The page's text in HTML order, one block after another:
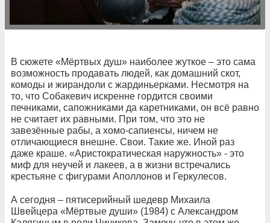
В сюжете «Мёртвых душ» наиболее жуткое – это сама
возможность продавать людей, как домашний скот,
комоды и жирандоли с жардиньерками. Несмотря на
то, что Собакевич искренне гордится своими
печниками, сапожниками да каретниками, он всё равно
не считает их равными. При том, что это не
завезённые рабы, а хомо-сапиенсы, ничем не
отличающиеся внешне. Свои. Такие же. Иной раз
даже краше. «Аристократическая наружность» - это
миф для неучей и лакеев, а в жизни встречались
крестьяне с фигурами Аполлонов и Геркулесов.
А сегодня – пятисерийный шедевр Михаила
Швейцера «Мёртвые души» (1984) с Александром